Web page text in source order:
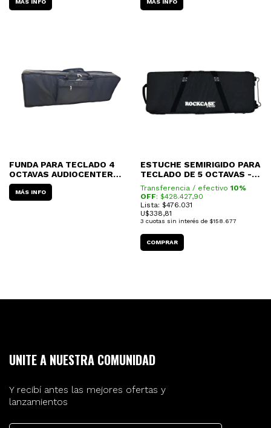
FUNDA PARA TECLADO 4
OCTAVAS AUDIOCENTER
TELA DE AVIÓN
MÁS INFO
ESTUCHE SEMIRIGIDO PARA
TECLADO DE 5 OCTAVAS -
WARWICK RC-21517B
Transferencia / efectivo 10%
OFF: $428.427,90
Lista: $476.031
U$338,81
3 cuotas sin interés de $158.677
UNITE A NUESTRA COMUNIDAD
Y recibí antes las mejores ofertas y
lanzamientos